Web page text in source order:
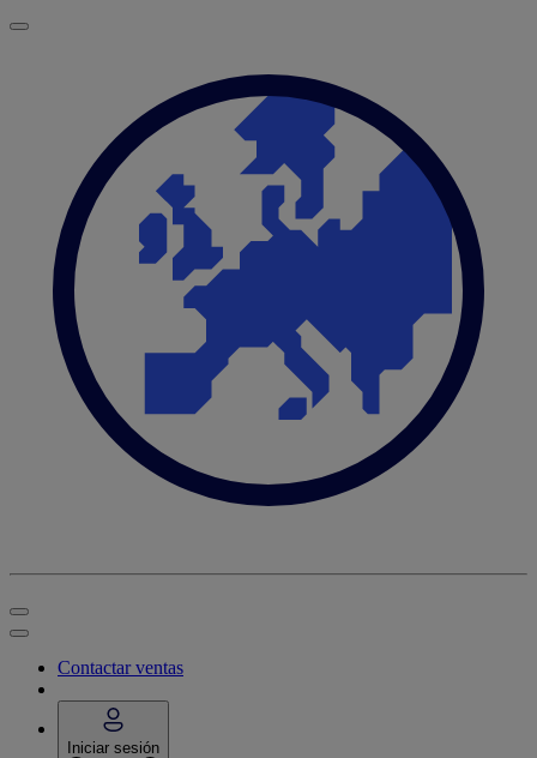
Contactar ventas
Iniciar sesión